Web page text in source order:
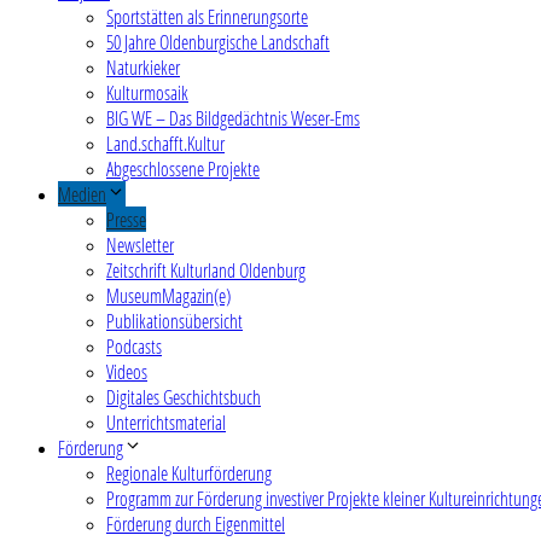
Sportstätten als Erinnerungsorte
50 Jahre Oldenburgische Landschaft
Naturkieker
Kulturmosaik
BIG WE – Das Bildgedächtnis Weser-Ems
Land.schafft.Kultur
Abgeschlossene Projekte
Medien
Presse
Newsletter
Zeitschrift Kulturland Oldenburg
MuseumMagazin(e)
Publikationsübersicht
Podcasts
Videos
Digitales Geschichtsbuch
Unterrichtsmaterial
Förderung
Regionale Kulturförderung
Programm zur Förderung investiver Projekte kleiner
Förderung durch Eigenmittel